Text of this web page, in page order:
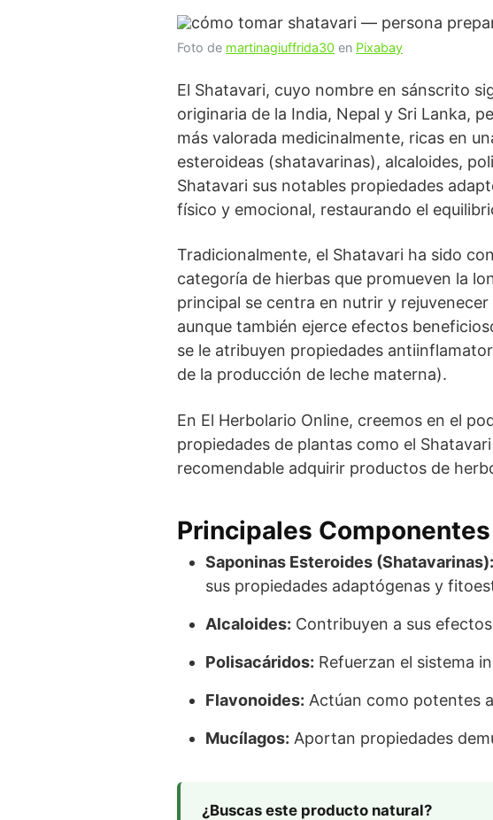
Foto de martinagiuffrida30 en Pixabay
El Shatavari, cuyo nombre en sánscrito
originaria de la India, Nepal y Sri Lanka,
más valorada medicinalmente, ricas en
esteroideas (shatavarinas), alcaloides,
Shatavari sus notables propiedades
físico y emocional, restaurando el
Tradicionalmente, el Shatavari ha sido
categoría de hierbas que promueven la
principal se centra en nutrir y
aunque también ejerce efectos
se le atribuyen propiedades
de la producción de leche materna).
En El Herbolario Online, creemos en el
propiedades de plantas como el
recomendable adquirir productos de
Principales
Saponinas Esteroides (Shatavarinas):
sus propiedades adaptógenas y
Alcaloides: Contribuyen a sus
Polisacáridos: Refuerzan el sistema
Flavonoides: Actúan como potentes
Mucílagos: Aportan propiedades
¿Buscas este producto natural?